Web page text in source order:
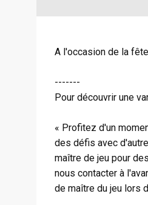
A l'occasion de la
-------
Pour découvrir une
« Profitez d'un
des défis avec
maître de jeu pour
nous contacter à
de maître du jeu lors